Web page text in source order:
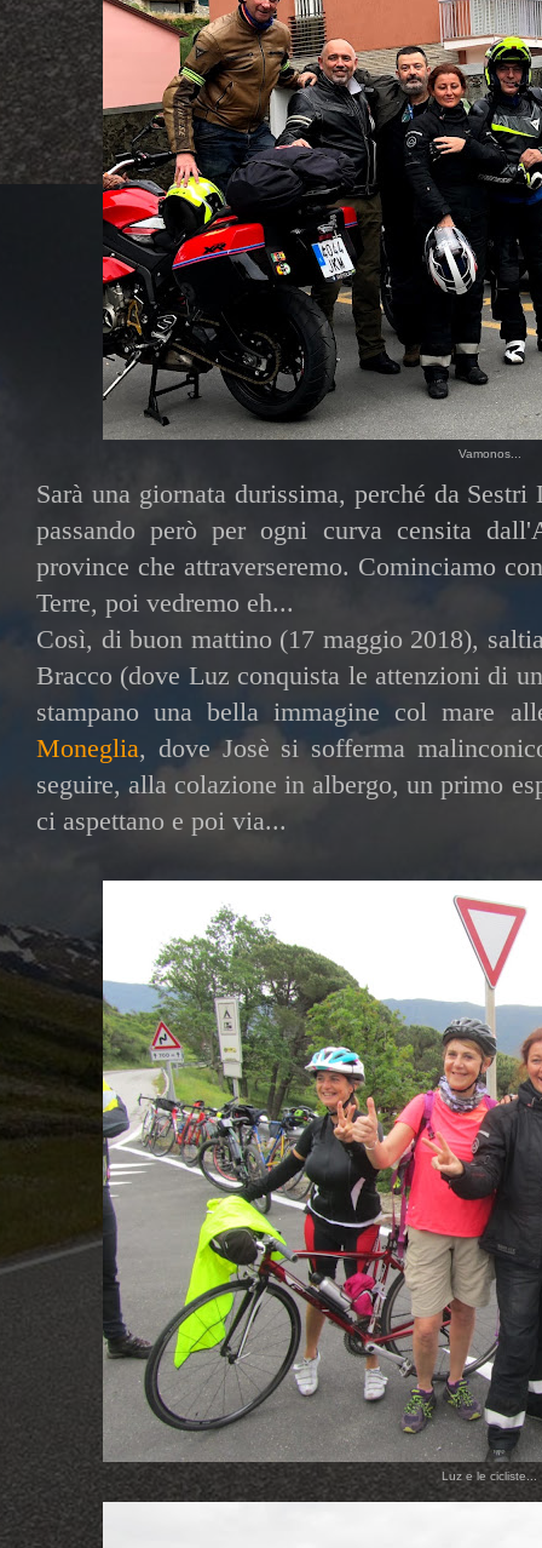
Vamonos...
Sarà una giornata durissima, perché da
passando però per ogni curva censita
province che attraverseremo. Cominciamo
Terre, poi vedremo eh...
Così, di buon mattino (17 maggio 2018),
Bracco (dove Luz conquista le attenzioni di
stampano una bella immagine col mare
Moneglia, dove Josè si sofferma
seguire, alla colazione in albergo, un primo
ci aspettano e poi via...
Luz e le cicliste...